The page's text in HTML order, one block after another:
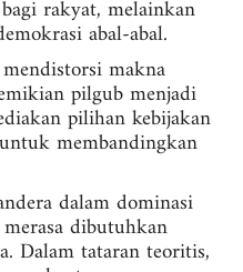
rakyat, melainkan
abal-abal.
makna
pilgub menjadi
pilihan kebijakan
membandingkan
dalam dominasi
dibutuhkan
Dalam tataran teoritis,